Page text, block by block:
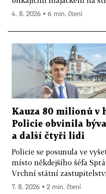
4. 8. 2026 ▪ 6 min. čtení
Kauza 80 milionů v
Policie obvinila
a další čtyři lidi
Policie se posunula ve
místo někdejšího šéfa
Vrchní státní
7. 8. 2026 ▪ 2 min. čtení